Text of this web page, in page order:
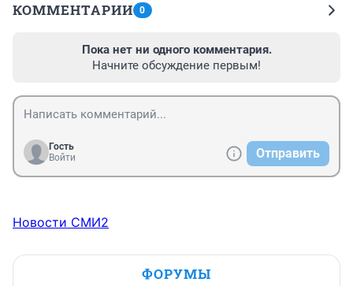
КОММЕНТАРИИ 0
Пока нет ни одного комментария.
Начните обсуждение первым!
Гость
Войти
Отправить
Новости СМИ2
ФОРУМЫ